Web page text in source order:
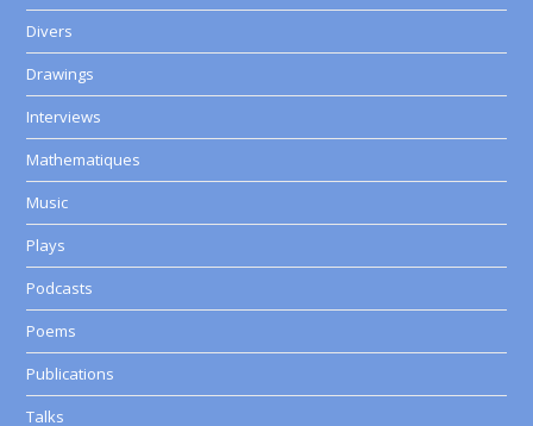
Divers
Drawings
Interviews
Mathematiques
Music
Plays
Podcasts
Poems
Publications
Talks